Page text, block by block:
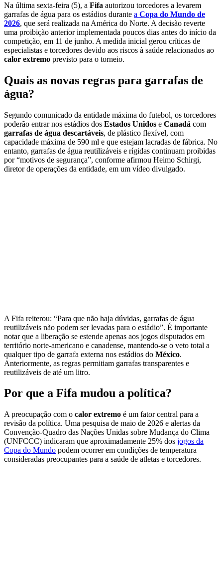
Na última sexta-feira (5), a Fifa autorizou torcedores a levarem
garrafas de água para os estádios durante a Copa do Mundo de
2026, que será realizada na América do Norte. A decisão reverte
uma proibição anterior implementada poucos dias antes do início da
competição, em 11 de junho. A medida inicial gerou críticas de
especialistas e torcedores devido aos riscos à saúde relacionados ao
calor extremo previsto para o torneio.
Quais as novas regras para garrafas de
água?
Segundo comunicado da entidade máxima do futebol, os torcedores
poderão entrar nos estádios dos Estados Unidos e Canadá com
garrafas de água descartáveis, de plástico flexível, com
capacidade máxima de 590 ml e que estejam lacradas de fábrica. No
entanto, garrafas de água reutilizáveis e rígidas continuam proibidas
por “motivos de segurança”, conforme afirmou Heimo Schirgi,
diretor de operações da entidade, em um vídeo divulgado.
A Fifa reiterou: “Para que não haja dúvidas, garrafas de água
reutilizáveis ​​não podem ser levadas para o estádio”. É importante
notar que a liberação se estende apenas aos jogos disputados em
território norte-americano e canadense, mantendo-se o veto total a
qualquer tipo de garrafa externa nos estádios do México.
Anteriormente, as regras permitiam garrafas transparentes e
reutilizáveis de até um litro.
Por que a Fifa mudou a política?
A preocupação com o calor extremo é um fator central para a
revisão da política. Uma pesquisa de maio de 2026 e alertas da
Convenção-Quadro das Nações Unidas sobre Mudança do Clima
(UNFCCC) indicaram que aproximadamente 25% dos jogos da
Copa do Mundo podem ocorrer em condições de temperatura
consideradas preocupantes para a saúde de atletas e torcedores.